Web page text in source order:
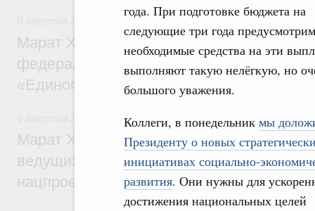
года. При подготовке бюджета на
следующие три года предусмотрим
необходимые средства на эти
выполняют такую нелёгкую, но
большого уважения.
Коллеги, в понедельник мы
Президенту о новых
инициативах социально-
развития. Они нужны для
достижения национальных целей
Регулирование в сфере строительства
Марат Хуснуллин: Более 130
федерального значения построено под
«Единого заказчика»
Национальный проект «Инфраструктура
Марат Хуснуллин: Порядка 200
ведущих к спортивным объектам,
нацпроекту «Инфраструктура для